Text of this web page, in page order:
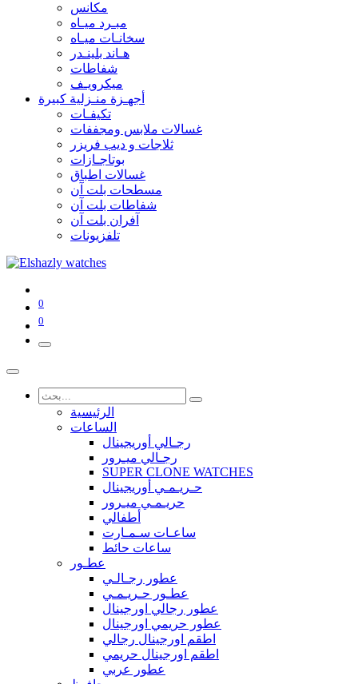
مكانس
مبـرد ميـاه
سخانـات ميـاه
هـاند بلينـدر
شفاطات
ميكرويـف
أجهـزة منـزلية كبيرة
تكيفـات
غسالات ملابس ومجففات
ثلاجات و ديب فريزر
بوتاجـازات
غسالات اطباق
مسطحات بلت آن
شفاطات بلت آن
آفران بلت آن
تلفزيونات
0
0
الرئيسية
الساعات
رجـالي أوريجينال
رجـالي ميـرور
SUPER CLONE WATCHES
حـريـمـي أوريجينال
حريـمـي ميـرور
أطفالي
ساعـات سـمـارت
ساعات حائط
عطـور
عطور رجـالـي
عطـور حـريـمـي
عطور رجالي اورجينال
عطور حريمي اورجينال
اطقم اورجينال رجالي
اطقم اورجينال حريمي
عطور عربي